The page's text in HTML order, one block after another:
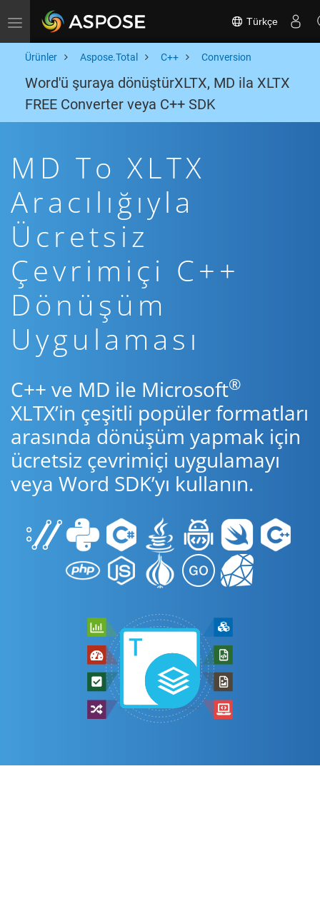
Toggle navigation Türkçe
Ürünler Aspose.Total C++ Conversion
Word'ü şuraya dönüştürXLTX, MD ila XLTX
FREE Converter veya C++ SDK
MD To XLTX
Aracılığıyla
Ücretsiz
Çevrimiçi C++
Dönüşüm
Uygulaması
C++ ve MD ile Microsoft®
XLTX’in çeşitli popüler formatları
arasında dönüşüm yapmak için
ücretsiz çevrimiçi uygulamayı
veya Word SDK’yı kullanın.